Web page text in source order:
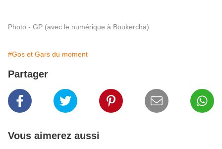
Photo - GP (avec le numérique à Boukercha)
#Gos et Gars du moment
Partager
Vous aimerez aussi